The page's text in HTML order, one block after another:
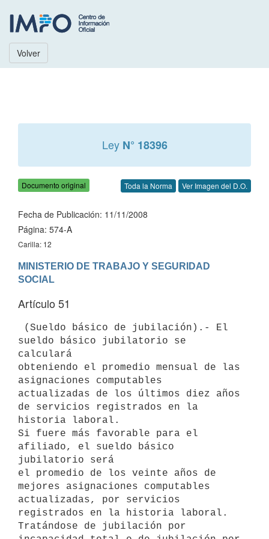
Volver
Ley N° 18396
Documento original Toda la Norma Ver Imagen del D.O.
Fecha de Publicación: 11/11/2008
Página: 574-A
Carilla: 12
MINISTERIO DE TRABAJO Y SEGURIDAD
Artículo 51
sueldo básico jubilatorio se
calculará
obteniendo el promedio mensual de las
asignaciones computables
actualizadas de los últimos diez años
de servicios registrados en la
historia laboral.
Si fuere más favorable para el
afiliado, el sueldo básico
jubilatorio será
el promedio de los veinte años de
mejores asignaciones computables
actualizadas, por servicios
registrados en la historia laboral.
Tratándose de jubilación por